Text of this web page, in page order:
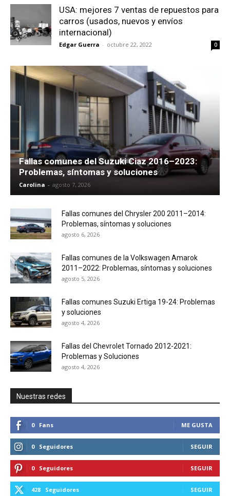
USA: mejores 7 ventas de repuestos para
carros (usados, nuevos y envíos
internacional)
Edgar Guerra - octubre 22, 2022 0
Fallas comunes del Suzuki Ciaz 2016–2023:
Problemas, síntomas y soluciones
Carolina - agosto 7, 2026
Fallas comunes del Chrysler 200 2011–2014:
Problemas, síntomas y soluciones
agosto 6, 2026
Fallas comunes de la Volkswagen Amarok
2011–2022: Problemas, síntomas y soluciones
agosto 5, 2026
Fallas comunes Suzuki Ertiga 19-24: Problemas
y soluciones
agosto 4, 2026
Fallas del Chevrolet Tornado 2012-2021:
Problemas y Soluciones
agosto 4, 2026
Nuestras redes
0 Fans ME GUSTA
0 Seguidores SEGUIR
0 Seguidores SEGUIR
428 Seguidores SEGUIR